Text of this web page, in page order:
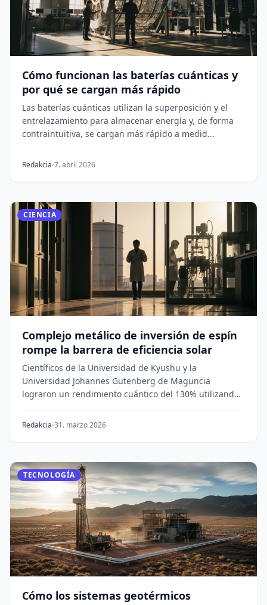
Cómo funcionan las baterías cuánticas y
por qué se cargan más rápido
Las baterías cuánticas utilizan la superposición y el
entrelazamiento para almacenar energía y, de forma
contraintuitiva, se cargan más rápido a medid...
Redakcia 7. abril 2026
CIENCIA
Complejo metálico de inversión de espín
rompe la barrera de eficiencia solar
Científicos de la Universidad de Kyushu y la
Universidad Johannes Gutenberg de Maguncia
lograron un rendimiento cuántico del 130% utilizando
Redakcia 31. marzo 2026
TECNOLOGÍA
Cómo los sistemas geotérmicos